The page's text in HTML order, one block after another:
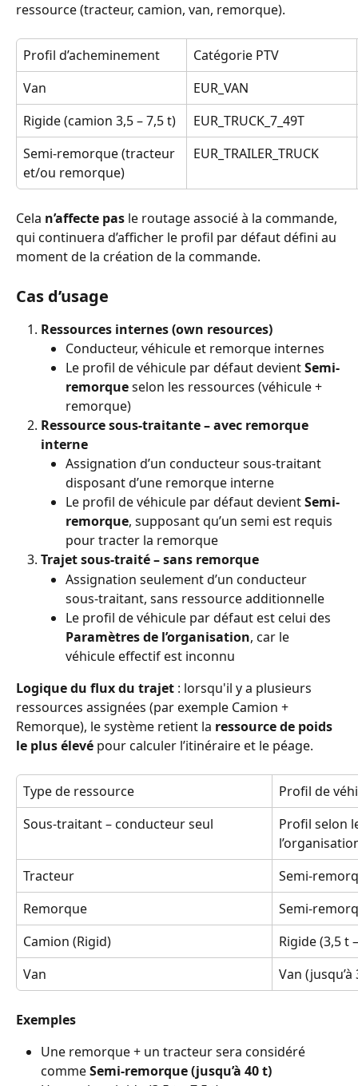
ressource (tracteur, camion, van, remorque).
Profil d’acheminement
Catégorie PTV
Van
EUR_VAN
Rigide (camion 3,5 – 7,5 t)
EUR_TRUCK_7_49T
Semi-remorque (tracteur
et/ou remorque)
EUR_TRAILER_TRUCK
Cela n’affecte pas le routage associé à la commande,
qui continuera d’afficher le profil par défaut défini au
moment de la création de la commande.
Cas d’usage
Ressources internes (own resources)
Conducteur, véhicule et remorque internes
Le profil de véhicule par défaut devient Semi-
remorque selon les ressources (véhicule +
remorque)
Ressource sous-traitante – avec remorque
interne
Assignation d’un conducteur sous-traitant
disposant d’une remorque interne
Le profil de véhicule par défaut devient Semi-
remorque, supposant qu’un semi est requis
pour tracter la remorque
Trajet sous-traité – sans remorque
Assignation seulement d’un conducteur
sous-traitant, sans ressource additionnelle
Le profil de véhicule par défaut est celui des
Paramètres de l’organisation, car le
véhicule effectif est inconnu
Logique du flux du trajet : lorsqu'il y a plusieurs
ressources assignées (par exemple Camion +
Remorque), le système retient la ressource de poids
le plus élevé pour calculer l’itinéraire et le péage.
Type de ressource
Profil de
Sous-traitant – conducteur seul
Profil selon
Tracteur
Semi-
Remorque
Semi-
Camion (Rigid)
Rigide (3,5 t
Van
Van (jusqu’à
Exemples
Une remorque + un tracteur sera considéré
comme Semi-remorque (jusqu’à 40 t)